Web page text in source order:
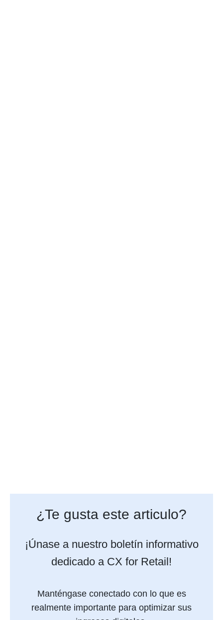
¿Te gusta este articulo?
¡Únase a nuestro boletín informativo
dedicado a CX for Retail!
Manténgase conectado con lo que es
realmente importante para optimizar sus